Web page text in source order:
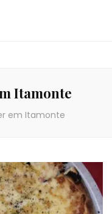
Itamonte
em Itamonte